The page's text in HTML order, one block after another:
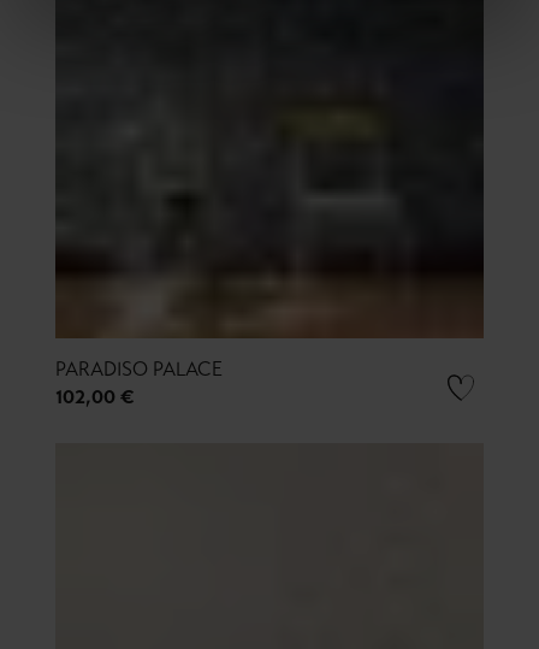
PARADISO PALACE
102,00 €